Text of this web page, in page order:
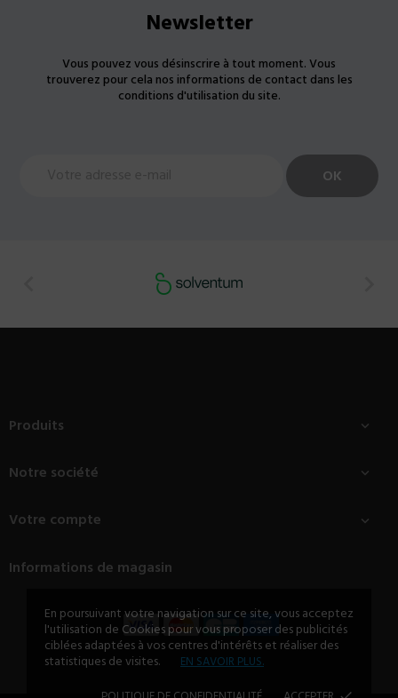
En poursuivant votre navigation sur ce site, vous acceptez
l'utilisation de Cookies pour vous proposer des publicités
ciblées adaptées à vos centres d'intérêts et réaliser des
statistiques de visites.
EN SAVOIR PLUS.
Newsletter
Vous pouvez vous désinscrire à tout moment. Vous
trouverez pour cela nos informations de contact dans les
conditions d'utilisation du site.
Produits 
Notre société 
Votre compte 
Informations de magasin